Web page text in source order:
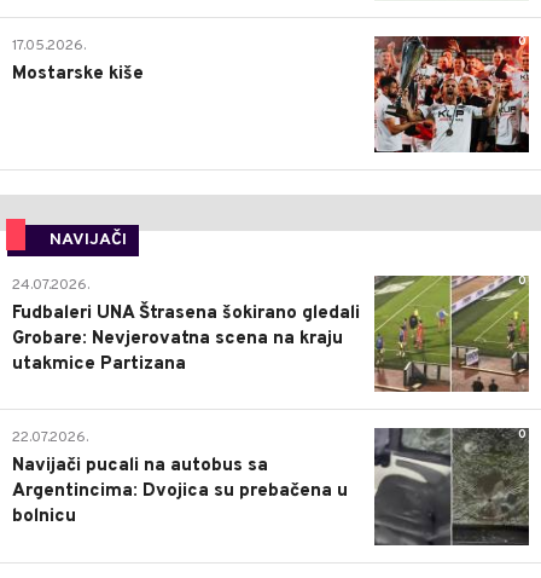
0
17.05.2026.
Mostarske kiše
NAVIJAČI
0
24.07.2026.
Fudbaleri UNA Štrasena šokirano gledali
Grobare: Nevjerovatna scena na kraju
utakmice Partizana
0
22.07.2026.
Navijači pucali na autobus sa
Argentincima: Dvojica su prebačena u
bolnicu